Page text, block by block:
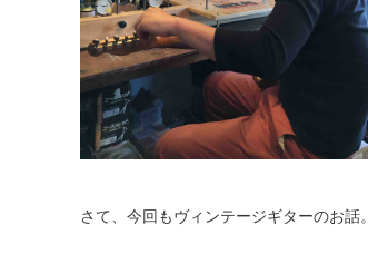
さて、今回もヴィンテージギターのお話。